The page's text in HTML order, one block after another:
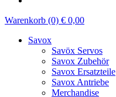
Warenkorb (0) € 0,00
Savox
Savöx Servos
Savox Zubehör
Savox Ersatzteile
Savox Antriebe
Merchandise